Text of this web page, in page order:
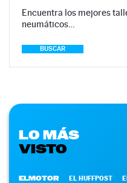
Encuentra los mejores
neumáticos…
BUSCAR
LO MÁS
VISTO
ELMOTOR EL HUFFPOST